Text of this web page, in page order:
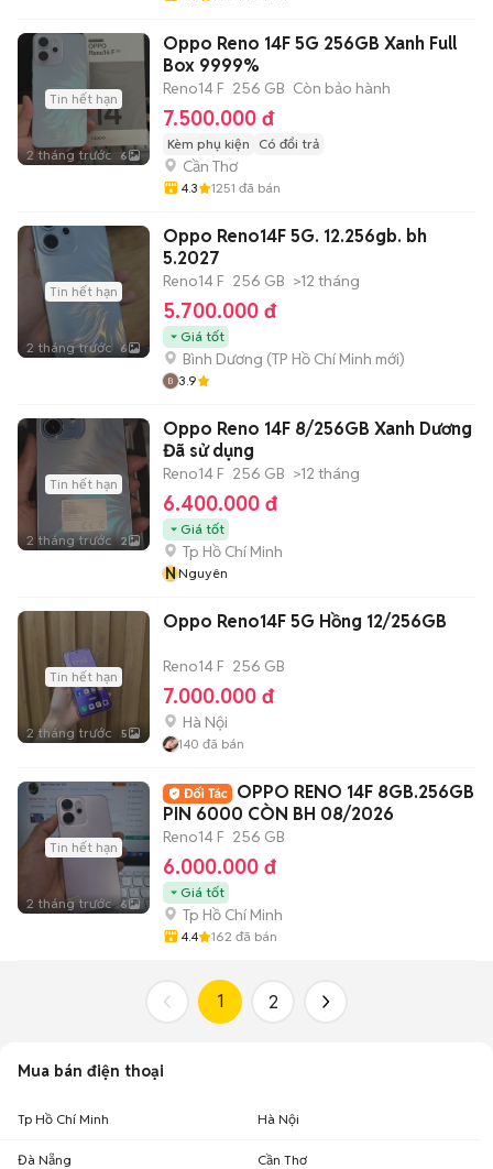
Tin hết hạn
2 tháng trước 6
Oppo Reno 14F 5G 256GB Xanh Full
Box 9999%
Reno14 F 256 GB Còn bảo hành
7.500.000 đ
Kèm phụ kiện Có đổi trả
Cần Thơ
4.3 1251 đã bán
Tin hết hạn
2 tháng trước 6
Oppo Reno14F 5G. 12.256gb. bh
5.2027
Reno14 F 256 GB >12 tháng
5.700.000 đ
Giá tốt
Bình Dương (TP Hồ Chí Minh mới)
3.9
Tin hết hạn
2 tháng trước 2
Oppo Reno 14F 8/256GB Xanh Dương
Đã sử dụng
Reno14 F 256 GB >12 tháng
6.400.000 đ
Giá tốt
Tp Hồ Chí Minh
NNguyên
Tin hết hạn
2 tháng trước 5
Oppo Reno14F 5G Hồng 12/256GB
Reno14 F 256 GB
7.000.000 đ
Hà Nội
140 đã bán
Tin hết hạn
2 tháng trước 6
OPPO RENO 14F 8GB.256GB
PIN 6000 CÒN BH 08/2026
Reno14 F 256 GB
6.000.000 đ
Giá tốt
Tp Hồ Chí Minh
4.4 162 đã bán
1 2
Mua bán điện thoại
Tp Hồ Chí Minh Hà Nội
Đà Nẵng Cần Thơ